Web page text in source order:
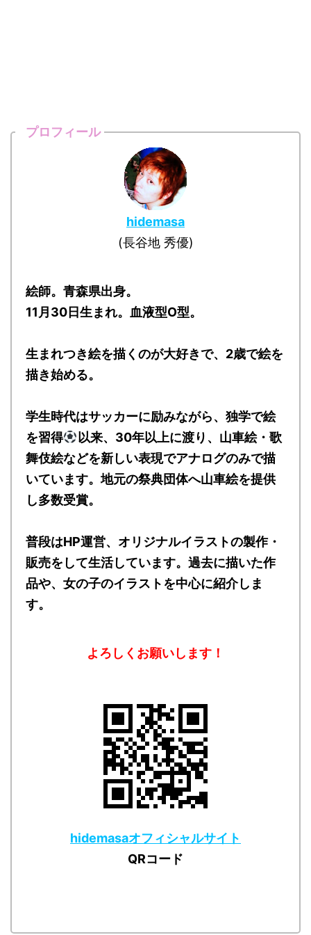
プロフィール
hidemasa
(長谷地 秀優)
絵師。青森県出身。
11月30日生まれ。血液型O型。
生まれつき絵を描くのが大好きで、2歳で絵を
描き始める。
学生時代はサッカーに励みながら、独学で絵
を習得
以来、30年以上に渡り、山車絵・歌
舞伎絵などを新しい表現でアナログのみで描
いています。地元の祭典団体へ山車絵を提供
し多数受賞。
普段はHP運営、オリジナルイラストの製作・
販売をして生活しています。過去に描いた作
品や、女の子のイラストを中心に紹介しま
す。
よろしくお願いします！
hidemasaオフィシャルサイト
QRコード